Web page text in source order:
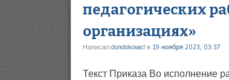
педагогических
организациях»
Написал dondokovacl в 19 ноября 2023, 03:37
Текст Приказа Во исполнение